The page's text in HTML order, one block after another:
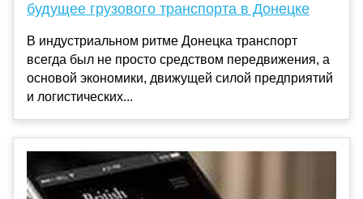
будущее грузового транспорта в Донецке
В индустриальном ритме Донецка транспорт
всегда был не просто средством передвижения, а
основой экономики, движущей силой предприятий
и логистических...